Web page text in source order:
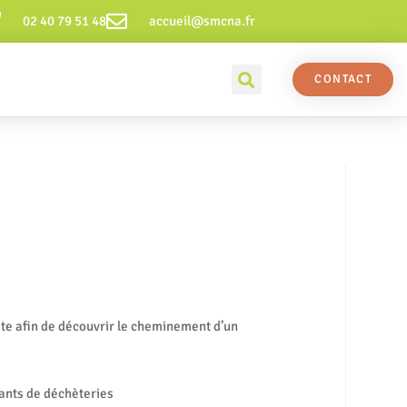
02 40 79 51 48 accueil@smcna.fr
CONTACT
afin de découvrir le cheminement d’un
de déchèteries